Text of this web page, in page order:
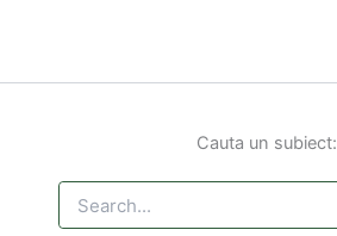
Cauta un subiect: